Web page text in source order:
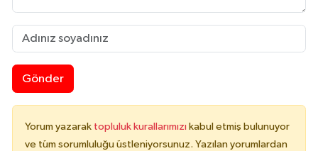
Gönder
Yorum yazarak topluluk kurallarımızı kabul etmiş bulunuyor
ve tüm sorumluluğu üstleniyorsunuz. Yazılan yorumlardan